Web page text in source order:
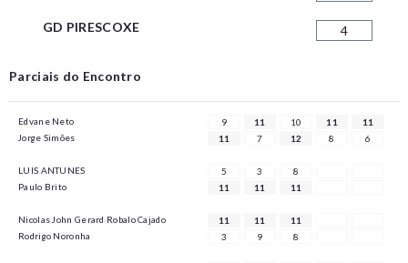
GD PIRESCOXE 4
Parciais do Encontro
Edvane Neto 9 11 10 11
11
Jorge Simões
11 7 12 8 6
LUIS ANTUNES 5 3
8
Paulo Brito
11 11 11
Nicolas John Gerard Robalo Cajado 11 11
11
Rodrigo Noronha
3 9 8